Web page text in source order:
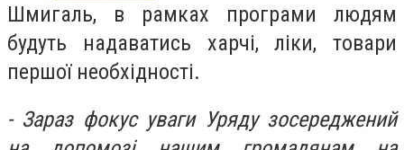
Шмигаль, в рамках програми людям
будуть надаватись харчі, ліки, товари
першої необхідності.
- Зараз фокус уваги Уряду зосереджений